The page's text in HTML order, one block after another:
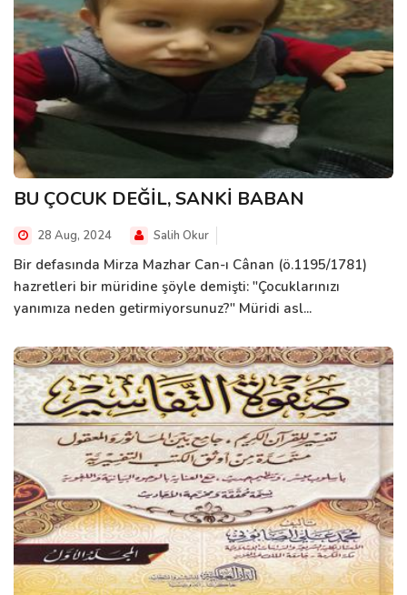
BU ÇOCUK DEĞİL, SANKİ BABAN
28 Aug, 2024 Salih Okur
Bir defasında Mirza Mazhar Can-ı Cânan (ö.1195/1781)
hazretleri bir müridine şöyle demişti: "Çocuklarınızı
yanımıza neden getirmiyorsunuz?" Müridi asl...